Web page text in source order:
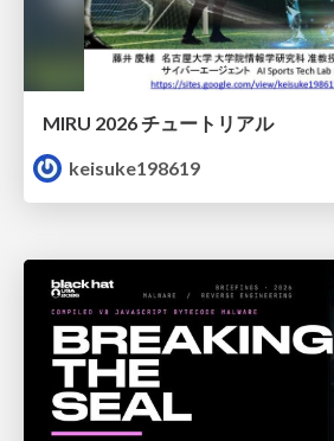
MIRU 2026 チュートリアル
keisuke198619